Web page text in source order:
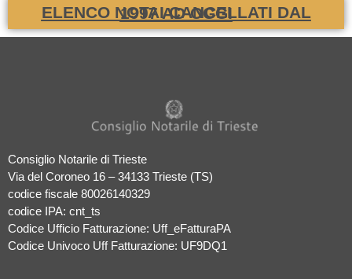
ELENCO NOTAI CANCELLATI DAL 1997 AD OGGI
Consiglio Notarile di Trieste
Via del Coroneo 16 – 34133 Trieste (TS)
codice fiscale 80026140329
codice IPA: cnt_ts
Codice Ufficio Fatturazione: Uff_eFatturaPA
Codice Univoco Uff Fatturazione: UF9DQ1